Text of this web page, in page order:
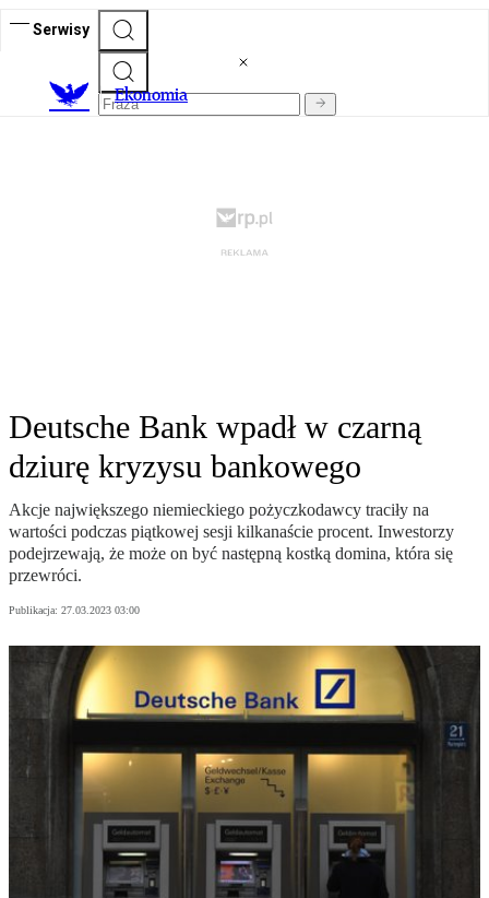
Serwisy
Ekonomia
Deutsche Bank wpadł w czarną
dziurę kryzysu bankowego
Akcje największego niemieckiego pożyczkodawcy traciły na
wartości podczas piątkowej sesji kilkanaście procent. Inwestorzy
podejrzewają, że może on być następną kostką domina, która się
przewróci.
Publikacja: 27.03.2023 03:00